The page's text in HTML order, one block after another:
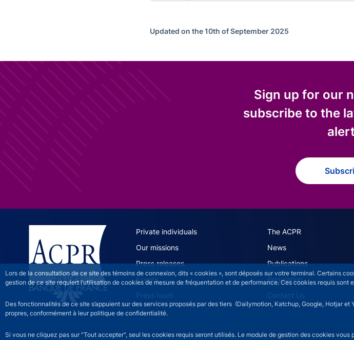
Lors de la consultation de ce site des témoins de connexion, dits « cookies », sont déposés sur votre terminal. Certains
gestion de ce site requiert l’utilisation de cookies de mesure de fréquentation et de performance. Ces cookies requis sont
Des fonctionnalités de ce site s’appuient sur des services proposés par des tiers (Dailymotion, Katchup, Google, Hotjar
propres, conformément à leur politique de confidentialité.
Si vous ne cliquez pas sur "Tout accepter", seul les cookies requis seront utilisés. Le module de gestion des cookies
Updated on the 10th of September 2025
Sign up for our
subscribe to the
ACPR site navigation
Private individuals
The ACPR
Our missions
News
Press releases
Publications
Events
Regulation
Press room
Contact Us